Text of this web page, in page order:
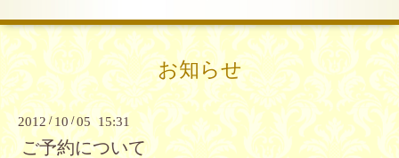
お知らせ
2012/ 10/05 15:31
ご予約について